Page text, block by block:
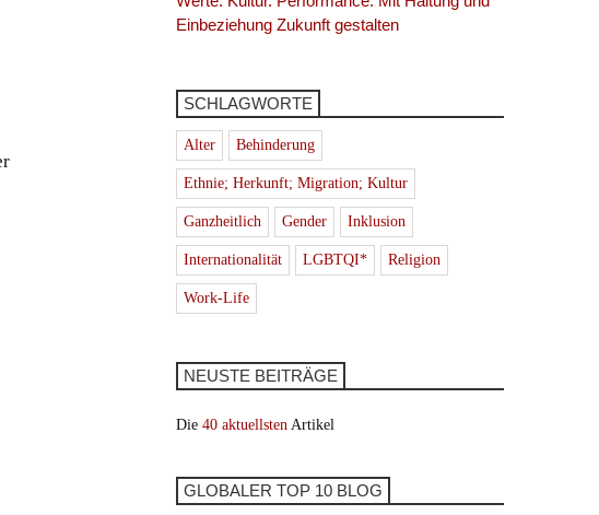
Einbeziehung Zukunft gestalten
SCHLAGWORTE
Alter Behinderung
Ethnie; Herkunft; Migration; Kultur
Ganzheitlich Gender Inklusion
Internationalität LGBTQI* Religion
Work-Life
NEUSTE BEITRÄGE
Die 40 aktuellsten Artikel
GLOBALER TOP 10 BLOG